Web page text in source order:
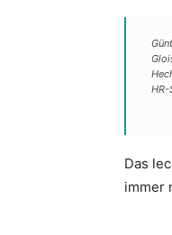
Das
immer